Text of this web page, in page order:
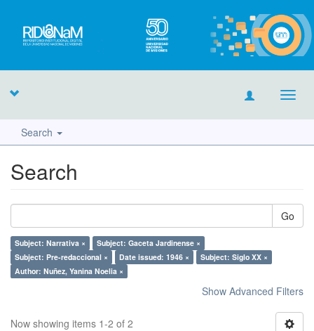
Search
Search
Go
Subject: Narrativa ×
Subject: Gaceta Jardinense ×
Subject: Pre-redaccional ×
Date issued: 1946 ×
Subject: Siglo XX ×
Author: Nuñez, Yanina Noelia ×
Show Advanced Filters
Now showing items 1-2 of 2